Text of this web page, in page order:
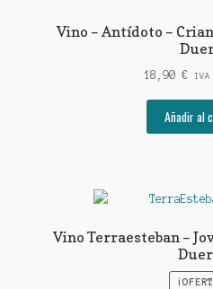
Vino – Antídoto –
18,90 €
Añadir al
Vino Terraesteban –